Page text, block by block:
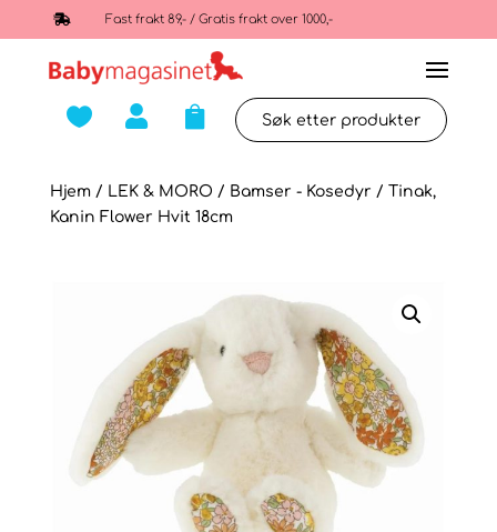
 Fast frakt 89,- / Gratis frakt over 1000,-
  
Hjem/ LEK & MORO / Bamser - Kosedyr / Tinak,
Kanin Flower Hvit 18cm